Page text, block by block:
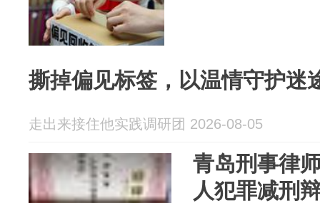
撕掉偏见标签，以温情守护迷
走出来接住他实践调研团 2026-08-05
青岛刑事律
人犯罪减刑